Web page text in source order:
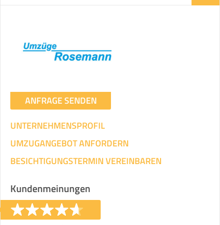
ANFRAGE SENDEN
UNTERNEHMENSPROFIL
UMZUGANGEBOT ANFORDERN
BESICHTIGUNGSTERMIN VEREINBAREN
Kundenmeinungen